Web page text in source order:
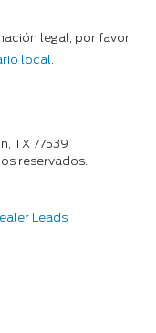
legal, por favor
local.
TX 77539
reservados.
Leads